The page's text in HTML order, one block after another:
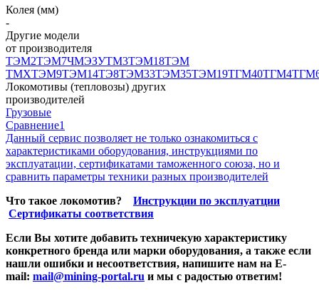
Колея (мм)
-
Другие модели
от производителя
ТЭМ2ТЭМ7ЧМЭЗУТМ3ТЭМ18ТЭМ
ТМХТЭМ9ТЭМ14ТЭ8ТЭМ33ТЭМ35ТЭМ19ТГМ40ТГМ4
Локомотивы (тепловозы) других
производителей
Грузовые
Сравнение1
Данный сервис позволяет не только ознакомиться с
характеристиками оборудования, инструкциями по
эксплуатации, сертификатами таможенного союза, но и
сравнить параметры техники разных производителей
Что такое локомотив? Инструкции по эксплуатции
Сертификаты соответствия
Если Вы хотите добавить техничекую характеристику
конкретного бренда или марки оборудования, а также если
нашли ошибки и несоответствия, напишите нам на E-
mail: mail@mining-portal.ru и мы с радостью ответим!